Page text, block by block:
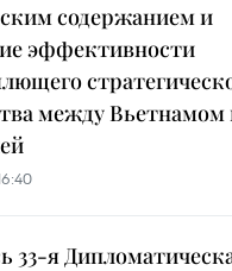
содержанием и
эффективности
между Вьетнамом
33-я